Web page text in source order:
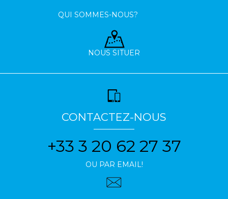
QUI SOMMES-NOUS?
NOUS SITUER
CONTACTEZ-NOUS
+33 3 20 62 27 37
OU PAR EMAIL!